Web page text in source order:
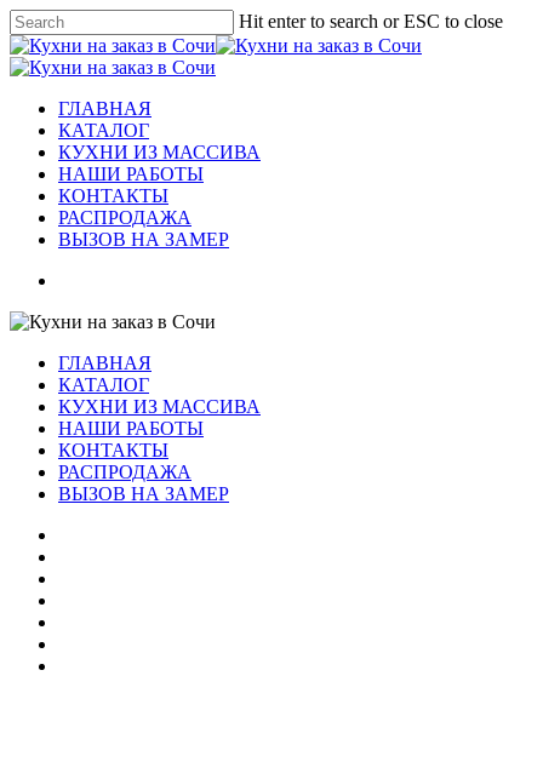
Skip
to
main
content
Hit enter to search or ESC to close
Close
Search
Menu
ГЛАВНАЯ
КАТАЛОГ
КУХНИ ИЗ МАССИВА
НАШИ РАБОТЫ
КОНТАКТЫ
РАСПРОДАЖА
ВЫЗОВ НА ЗАМЕР
ГЛАВНАЯ
КАТАЛОГ
КУХНИ ИЗ МАССИВА
НАШИ РАБОТЫ
КОНТАКТЫ
РАСПРОДАЖА
ВЫЗОВ НА ЗАМЕР